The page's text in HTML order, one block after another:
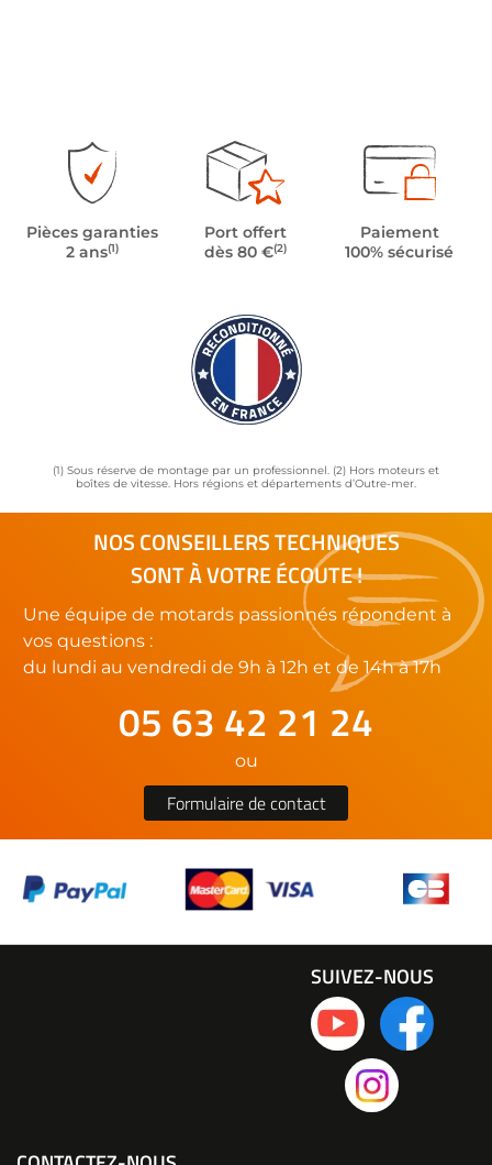
Pièces garanties
2 ans(1)
Port offert
dès 80 €(2)
Paiement
100% sécurisé
(1) Sous réserve de montage par un professionnel. (2) Hors moteurs et
boîtes de vitesse. Hors régions et départements d’Outre-mer.
NOS CONSEILLERS TECHNIQUES
SONT À VOTRE ÉCOUTE !
Une équipe de motards passionnés répondent à
vos questions :
du lundi au vendredi de 9h à 12h et de 14h à 17h
05 63 42 21 24
ou
Formulaire de contact
SUIVEZ-NOUS